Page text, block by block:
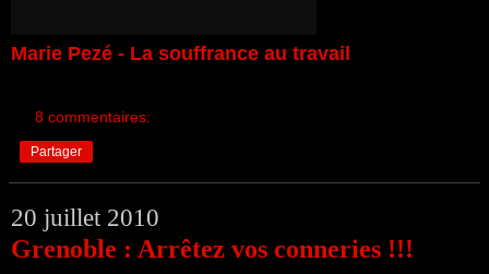
Marie Pezé - La souffrance au travail
8 commentaires:
Partager
20 juillet 2010
Grenoble : Arrêtez vos conneries !!!